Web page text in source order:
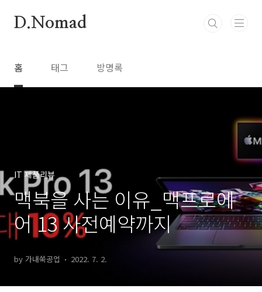
D.Nomad
홈 태그 방명록
IT 제품리뷰
맥북을 사는 이유_맥프로에
어 13 사전예약까지
by 가내쑥공업 2022. 7. 2.